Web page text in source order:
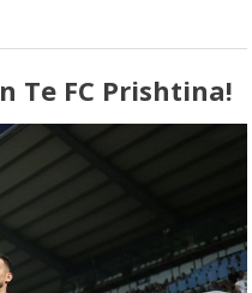
Te FC Prishtina!